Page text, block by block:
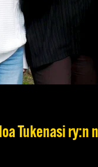
Tukenasi ry:n